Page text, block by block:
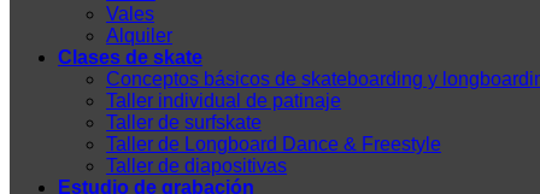
Vales
Alquiler
Clases de skate
Conceptos básicos de skateboarding y
Taller individual de patinaje
Taller de surfskate
Taller de Longboard Dance & Freestyle
Taller de diapositivas
Estudio de grabación